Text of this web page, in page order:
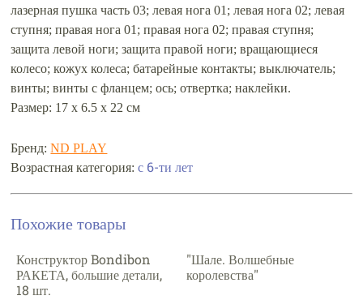
лазерная пушка часть 03; левая нога 01; левая нога 02; левая
ступня; правая нога 01; правая нога 02; правая ступня;
защита левой ноги; защита правой ноги; вращающиеся
колесо; кожух колеса; батарейные контакты; выключатель;
винты; винты с фланцем; ось; отвертка; наклейки.
Размер: 17 х 6.5 х 22 см
Бренд:ND PLAY
Возрастная категория:с 6-ти лет
Похожие товары
Конструктор Bondibon
РАКЕТА, большие детали,
18 шт.
"Шале. Волшебные
королевства"